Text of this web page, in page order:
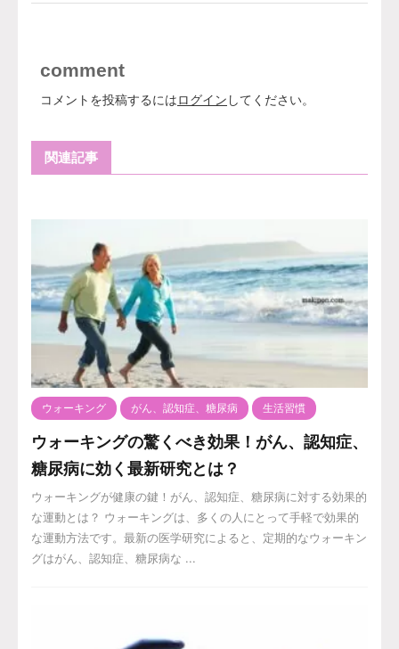
comment
コメントを投稿するにはログイン してください。
関連記事
ウォーキング がん、認知症、糖尿病 生活習慣
ウォーキングの驚くべき効果！がん、認知症、
糖尿病に効く最新研究とは？
ウォーキングが健康の鍵！がん、認知症、糖尿病に対する効果的
な運動とは？ ウォーキングは、多くの人にとって手軽で効果的
な運動方法です。最新の医学研究によると、定期的なウォーキン
グはがん、認知症、糖尿病な ...